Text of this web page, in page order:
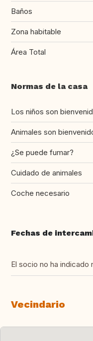
Baños
Zona habitable
Área Total
Normas de la casa
Los niños son
Animales son
¿Se puede fumar?
Cuidado de animales
Coche necesario
Fechas de
El socio no ha
Vecindario